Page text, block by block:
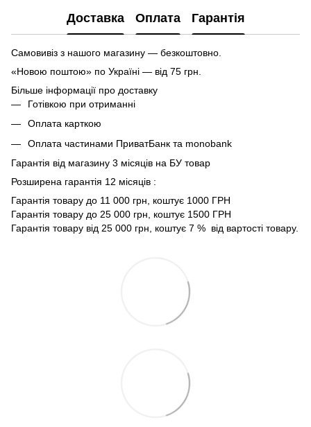
Доставка Оплата Гарантія
Самовивіз з нашого магазину — безкоштовно.
«Новою поштою» по Україні — від 75 грн.
Більше інформації про доставку
Готівкою при отриманні
Оплата карткою
Оплата частинами ПриватБанк та monobank
Гарантія від магазину 3 місяців на БУ товар
Розширена гарантія 12 місяців :
Гарантія товару до 11 000 грн, коштує 1000 ГРН
Гарантія товару до 25 000 грн, коштує 1500 ГРН
Гарантія товару від 25 000 грн, коштує 7 % від вартості товару.